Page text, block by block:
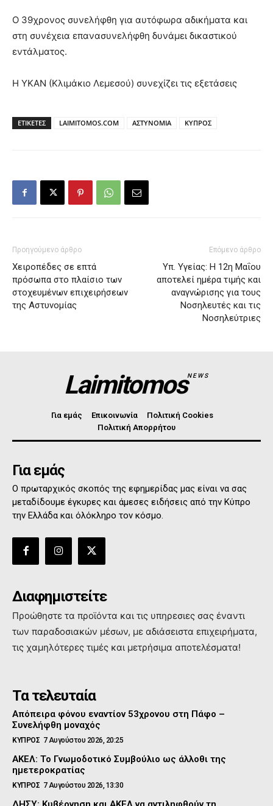
Ο 39χρονος συνελήφθη για αυτόφωρα αδικήματα και
στη συνέχεια επανασυνελήφθη δυνάμει δικαστικού
εντάλματος.
Η ΥΚΑΝ (Κλιμάκιο Λεμεσού) συνεχίζει τις εξετάσεις
ΕΤΙΚΕΤΕΣ LAIMITOMOS.COM ΑΣΤΥΝΟΜΙΑ ΚΥΠΡΟΣ
Προηγούμενο άρθρο
Χειροπέδες σε επτά
πρόσωπα στο πλαίσιο των
στοχευμένων επιχειρήσεων
της Αστυνομίας
Επόμενο άρθρο
Υπ. Υγείας: Η 12η Μαΐου
αποτελεί ημέρα τιμής και
αναγνώρισης για τους
Νοσηλευτές και τις
Νοσηλεύτριες
LaimitomosNEWS
Για εμάς Επικοινωνία
Πολιτική Cookies
Πολιτική Απορρήτου
Για εμάς
Ο πρωταρχικός σκοπός της εφημερίδας μας είναι να σας
μεταδίδουμε έγκυρες και άμεσες ειδήσεις από την Κύπρο
την Ελλάδα και όλόκληρο τον κόσμο.
Διαφημιστείτε
Προώθηστε τα προϊόντα και τις υπηρεσιες σας έναντι
των παραδοσιακών μέσων, με αδιάσειστα επιχειρήματα,
τις χαμηλότερες τιμές και μετρήσιμα αποτελέσματα!
Τα τελευταία
Απόπειρα φόνου εναντίον 53χρονου στη Πάφο –
Συνελήφθη μοναχός
ΚΥΠΡΟΣ 7 Αυγούστου 2026, 20:25
ΑΚΕΛ: Το Γνωμοδοτικό Συμβούλιο ως άλλοθι της
ημετεροκρατίας
ΚΥΠΡΟΣ 7 Αυγούστου 2026, 13:30